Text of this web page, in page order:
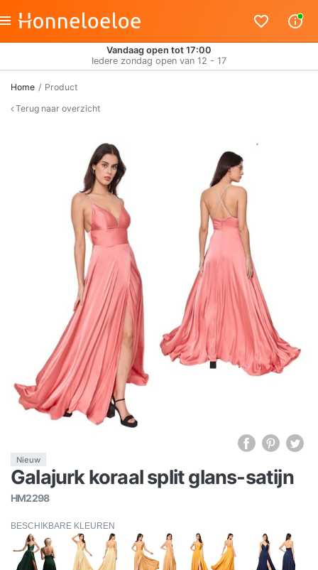
Vandaag open tot 17:00
Iedere zondag open van 12 - 17
Home
Product
Terug naar overzicht
Nieuw
Galajurk koraal split glans-satijn
HM2298
BESCHIKBARE KLEUREN